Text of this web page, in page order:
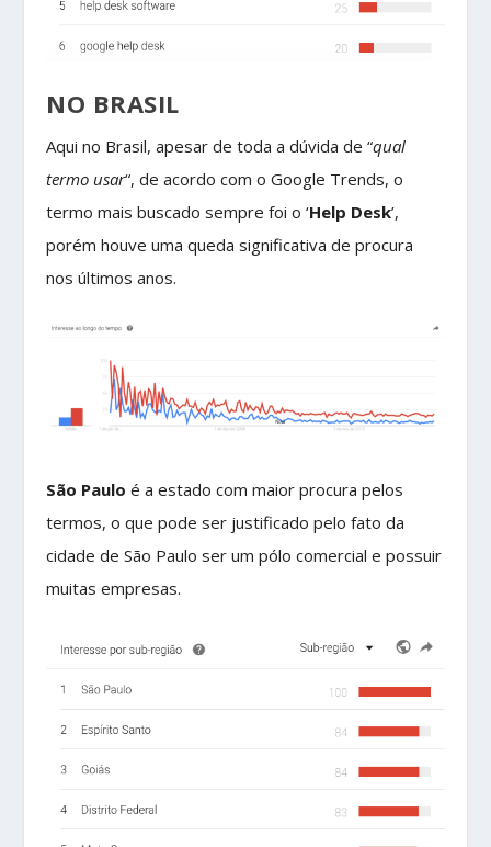
NO BRASIL
Aqui no Brasil, apesar de toda a dúvida de “qual
termo usar“, de acordo com o Google Trends, o
termo mais buscado sempre foi o ‘Help Desk’,
porém houve uma queda significativa de procura
nos últimos anos.
São Paulo é a estado com maior procura pelos
termos, o que pode ser justificado pelo fato da
cidade de São Paulo ser um pólo comercial e possuir
muitas empresas.